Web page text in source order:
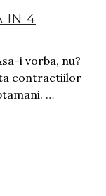
IN 4
i vorba, nu?
contractiilor
…